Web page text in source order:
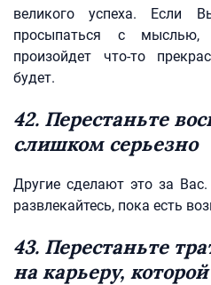
великого успеха. Если
просыпаться с
произойдет что-то
будет.
42. Перестаньте
слишком серьезно
Другие сделают это за
развлекайтесь, пока есть
43. Перестаньте
на карьеру,